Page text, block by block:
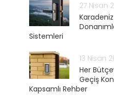
27 Nisan
Karadeniz
Sistemleri
13 Nisan
Her
Geçiş
Kapsamlı Rehber